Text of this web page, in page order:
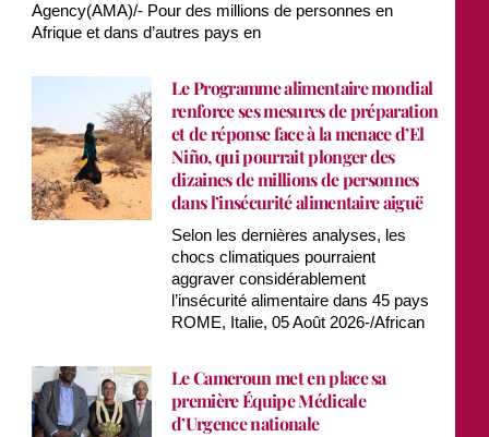
Agency(AMA)/- Pour des millions de personnes en
Afrique et dans d’autres pays en
Le Programme alimentaire mondial
renforce ses mesures de préparation
et de réponse face à la menace d’El
Niño, qui pourrait plonger des
dizaines de millions de personnes
dans l’insécurité alimentaire aiguë
Selon les dernières analyses, les
chocs climatiques pourraient
aggraver considérablement
l’insécurité alimentaire dans 45 pays
ROME, Italie, 05 Août 2026-/African
Le Cameroun met en place sa
première Équipe Médicale
d’Urgence nationale